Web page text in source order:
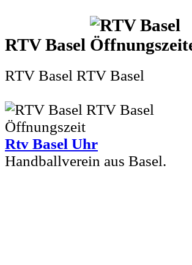
RTV Basel
RTV Basel RTV Basel
Rtv Basel Uhr
Handballverein aus Basel.